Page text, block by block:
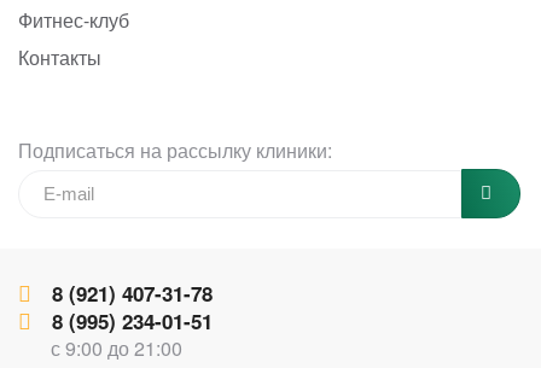
8 (921) 407-31-78
8 (995) 234-01-51
с 9:00 до 21:00
Фитнес-клуб
Контакты
Подписаться на рассылку клиники: